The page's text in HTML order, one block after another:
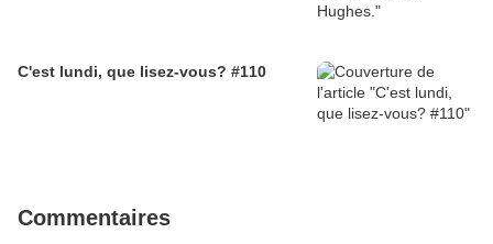
C'est lundi, que lisez-vous? #110
Commentaires